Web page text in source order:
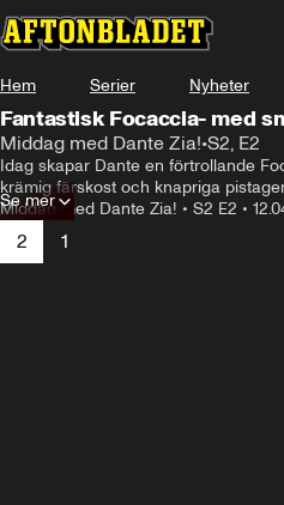
Hem Serier Nyheter
Fantastisk Focaccia- med
Middag med Dante Zia!•S2, E2
Idag skapar Dante en förtrollande
krämig färskost och knapriga
sina hemligheter och passion för
utforska nya smakupplevelser och
matkultur.
Middag med Dante Zia! • S2 E2 •
Se mer
2 1